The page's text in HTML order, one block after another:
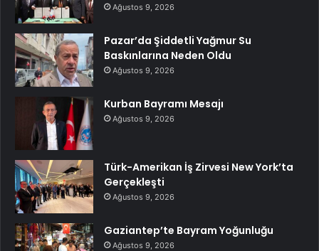
Ağustos 9, 2026
Pazar’da Şiddetli Yağmur Su
Baskınlarına Neden Oldu
Ağustos 9, 2026
Kurban Bayramı Mesajı
Ağustos 9, 2026
Türk-Amerikan İş Zirvesi New York’ta
Gerçekleşti
Ağustos 9, 2026
Gaziantep’te Bayram Yoğunluğu
Ağustos 9, 2026